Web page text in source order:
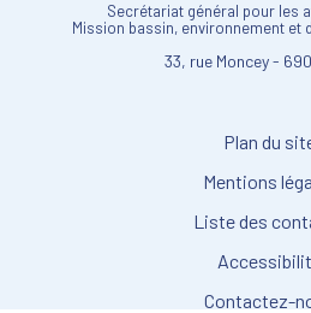
Secrétariat général pour les
Mission bassin, environnement et
33, rue Moncey -
Plan du
Mentions
Liste des
Contactez-